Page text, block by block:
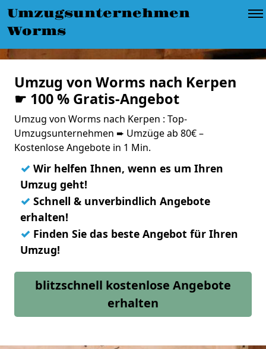
Umzugsunternehmen
Worms
Umzug von Worms nach Kerpen
☛ 100 % Gratis-Angebot
Umzug von Worms nach Kerpen : Top-
Umzugsunternehmen ➨ Umzüge ab 80€ –
Kostenlose Angebote in 1 Min.
✓ Wir helfen Ihnen, wenn es um Ihren
Umzug geht!
✓ Schnell & unverbindlich Angebote
erhalten!
✓ Finden Sie das beste Angebot für Ihren
Umzug!
blitzschnell kostenlose Angebote
erhalten